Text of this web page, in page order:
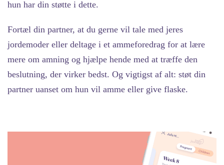
hun har din støtte i dette.
Fortæl din partner, at du gerne vil tale med jeres
jordemoder eller deltage i et ammeforedrag for at lære
mere om amning og hjælpe hende med at træffe den
beslutning, der virker bedst. Og vigtigst af alt: støt din
partner uanset om hun vil amme eller give flaske.